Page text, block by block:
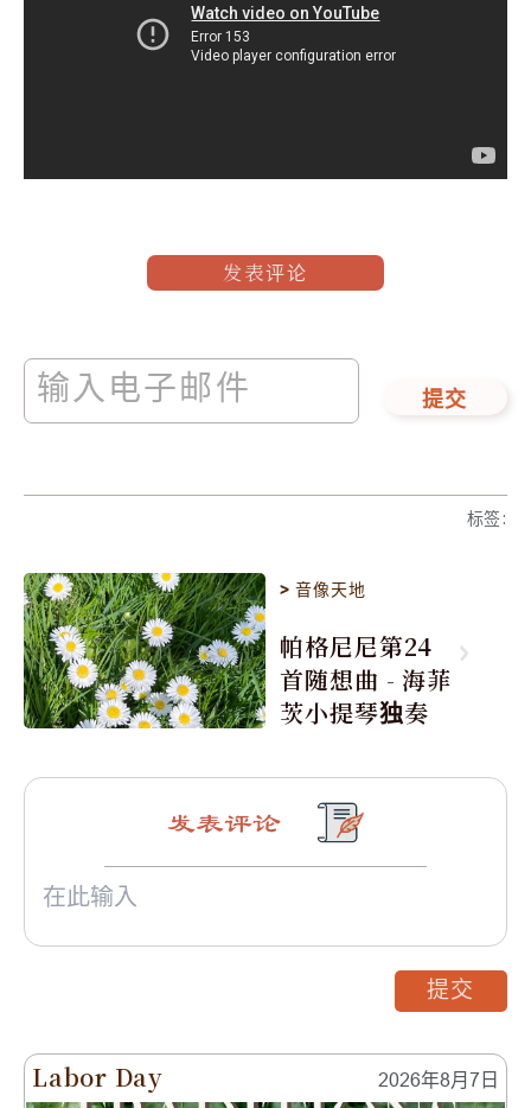
发表评论
提交
标签:
>音像天地
帕格尼尼第24
首随想曲 - 海菲
茨小提琴独奏
Labor Day 2026年8月7日
发表评论
提交